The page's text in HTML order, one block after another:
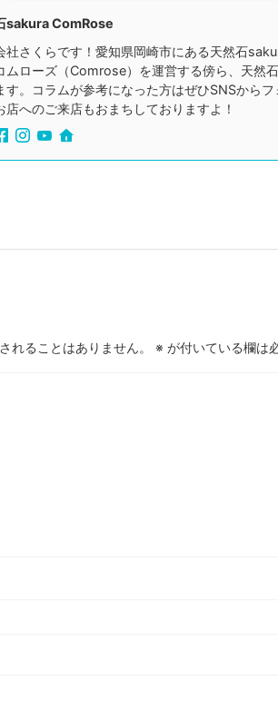
sakura ComRose
社さくらです！愛知県岡崎市にある天然石
ムローズ（Comrose）を運営する傍ら、天然
す。コラムが参考になった方はぜひSNSから
店へのご来店もおまちしておりますよ！
れることはありません。 ※ が付いている欄は